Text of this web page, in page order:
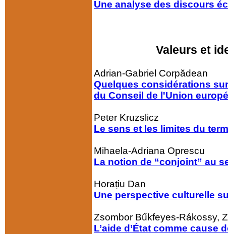
Une analyse des discours
Valeurs et
Adrian-Gabriel Corpădean
Quelques considérations
du Conseil de l'Union
Peter Kruzslicz
Le sens et les limites du
Mihaela-Adriana Oprescu
La notion de “conjoint” au
Horațiu Dan
Une perspective culturelle
Zsombor Bűkfeyes-Rákossy,
L’aide d’État comme cause